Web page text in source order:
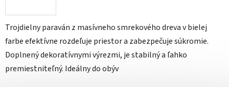
Trojdielny paraván z masívneho smrekového dreva v bielej
farbe efektívne rozdeľuje priestor a zabezpečuje súkromie.
Doplnený dekoratívnymi výrezmi, je stabilný a ľahko
premiestniteľný. Ideálny do obýv